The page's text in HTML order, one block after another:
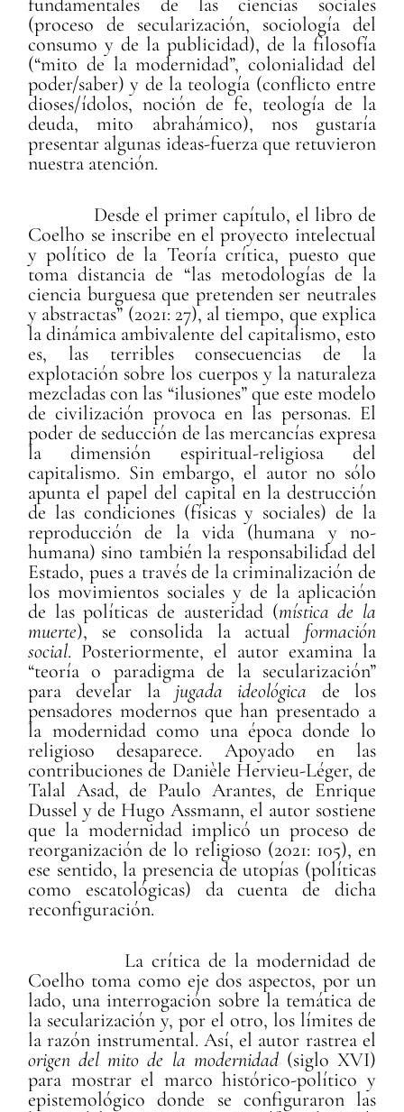
(proceso de secularización, sociología del
consumo y de la publicidad), de la filosofía
(“mito de la modernidad”, colonialidad del
poder/saber) y de la teología (conflicto entre
dioses/ídolos, noción de fe, teología de la
deuda, mito abrahámico), nos gustaría
presentar algunas ideas-fuerza que retuvieron
nuestra atención.
Desde el primer capítulo, el libro de
Coelho se inscribe en el proyecto intelectual
y político de la Teoría crítica, puesto que
toma distancia de “las metodologías de la
ciencia burguesa que pretenden ser neutrales
y abstractas” (2021: 27), al tiempo, que explica
la dinámica ambivalente del capitalismo, esto
es, las terribles consecuencias de la
explotación sobre los cuerpos y la naturaleza
mezcladas con las “ilusiones” que este modelo
de civilización provoca en las personas. El
poder de seducción de las mercancías expresa
la dimensión espiritual-religiosa del
capitalismo. Sin embargo, el autor no sólo
apunta el papel del capital en la destrucción
de las condiciones (físicas y sociales) de la
reproducción de la vida (humana y no-
humana) sino también la responsabilidad del
Estado, pues a través de la criminalización de
los movimientos sociales y de la aplicación
de las políticas de austeridad (mística de la
muerte), se consolida la actual formación
social. Posteriormente, el autor examina la
“teoría o paradigma de la secularización”
para develar la jugada ideológica de los
pensadores modernos que han presentado a
la modernidad como una época donde lo
religioso desaparece. Apoyado en las
contribuciones de Danièle Hervieu-Léger, de
Talal Asad, de Paulo Arantes, de Enrique
Dussel y de Hugo Assmann, el autor sostiene
que la modernidad implicó un proceso de
reorganización de lo religioso (2021: 105), en
ese sentido, la presencia de utopías (políticas
como escatológicas) da cuenta de dicha
reconfiguración.
La crítica de la modernidad de
Coelho toma como eje dos aspectos, por un
lado, una interrogación sobre la temática de
la secularización y, por el otro, los límites de
la razón instrumental. Así, el autor rastrea el
origen del mito de la modernidad(siglo XVI)
para mostrar el marco histórico-político y
epistemológico donde se configuraron las